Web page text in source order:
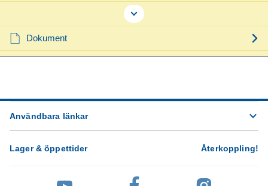
Dokument
Användbara länkar
Lager & öppettider Återkoppling!